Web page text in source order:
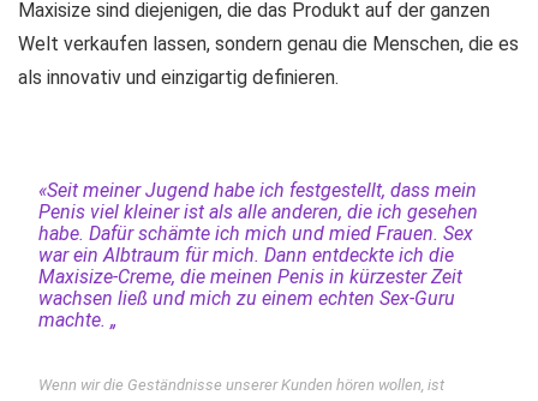
Maxisize sind diejenigen, die das Produkt auf der ganzen
Welt verkaufen lassen, sondern genau die Menschen, die es
als innovativ und einzigartig definieren.
«Seit meiner Jugend habe ich festgestellt, dass mein
Penis viel kleiner ist als alle anderen, die ich gesehen
habe. Dafür schämte ich mich und mied Frauen. Sex
war ein Albtraum für mich. Dann entdeckte ich die
Maxisize-Creme, die meinen Penis in kürzester Zeit
wachsen ließ und mich zu einem echten Sex-Guru
machte. „
Wenn wir die Geständnisse unserer Kunden hören wollen, ist